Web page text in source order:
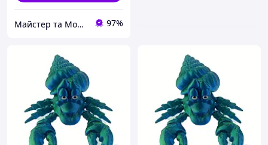
Майстер та Модниця 97%